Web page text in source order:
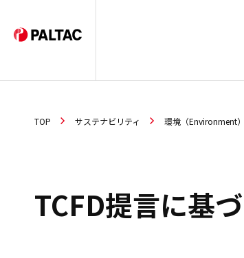
TOP サステナビリティ 環境（Environment）
TCFD提言に基